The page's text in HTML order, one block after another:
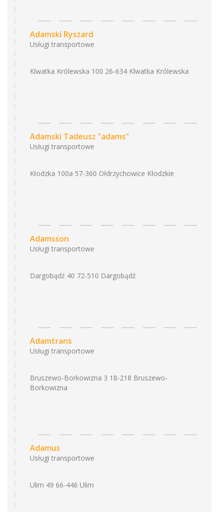
Adamski Ryszard
Usługi transportowe
Klwatka Królewska 100 26-634 Klwatka Królewska
Adamski Tadeusz "adams"
Usługi transportowe
Kłodzka 100a 57-360 Ołdrzychowice Kłodzkie
Adamsson
Usługi transportowe
Dargobądź 40 72-510 Dargobądź
Adamtrans
Usługi transportowe
Bruszewo-Borkowizna 3 18-218 Bruszewo-
Borkowizna
Adamus
Usługi transportowe
Ulim 49 66-446 Ulim